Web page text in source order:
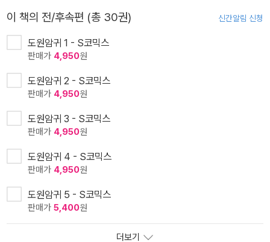
이 책의 전/후속편 (총 30권) 신간알림 신청
도원암귀 1 - S코믹스
판매가 4,950원
도원암귀 2 - S코믹스
판매가 4,950원
도원암귀 3 - S코믹스
판매가 4,950원
도원암귀 4 - S코믹스
판매가 4,950원
도원암귀 5 - S코믹스
판매가 5,400원
더보기